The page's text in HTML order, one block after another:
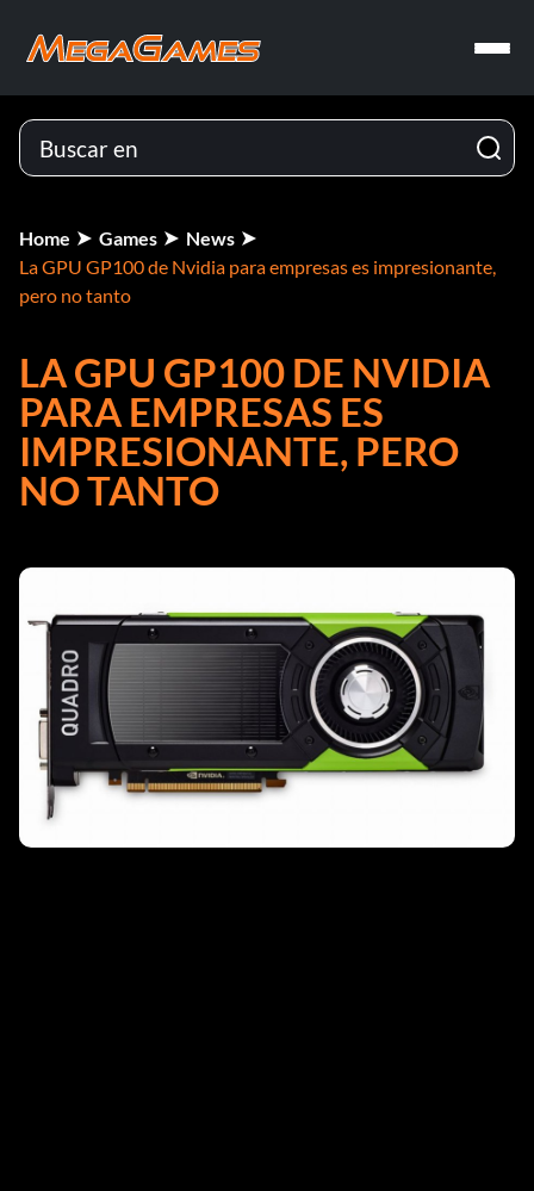
Home Games
News
La GPU GP100 de Nvidia para empresas es impresionante,
pero no tanto
LA GPU GP100 DE NVIDIA
PARA EMPRESAS ES
IMPRESIONANTE, PERO
NO TANTO